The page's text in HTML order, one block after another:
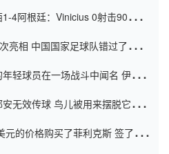
4阿根廷：Vinicius 0射击90分钟
亮相 中国国家足球队错过了世界
轻球员在一场战斗中闻名 伊万放
无效传球 鸟儿被用来摆脱它
的价格购买了菲利克斯 签了7年